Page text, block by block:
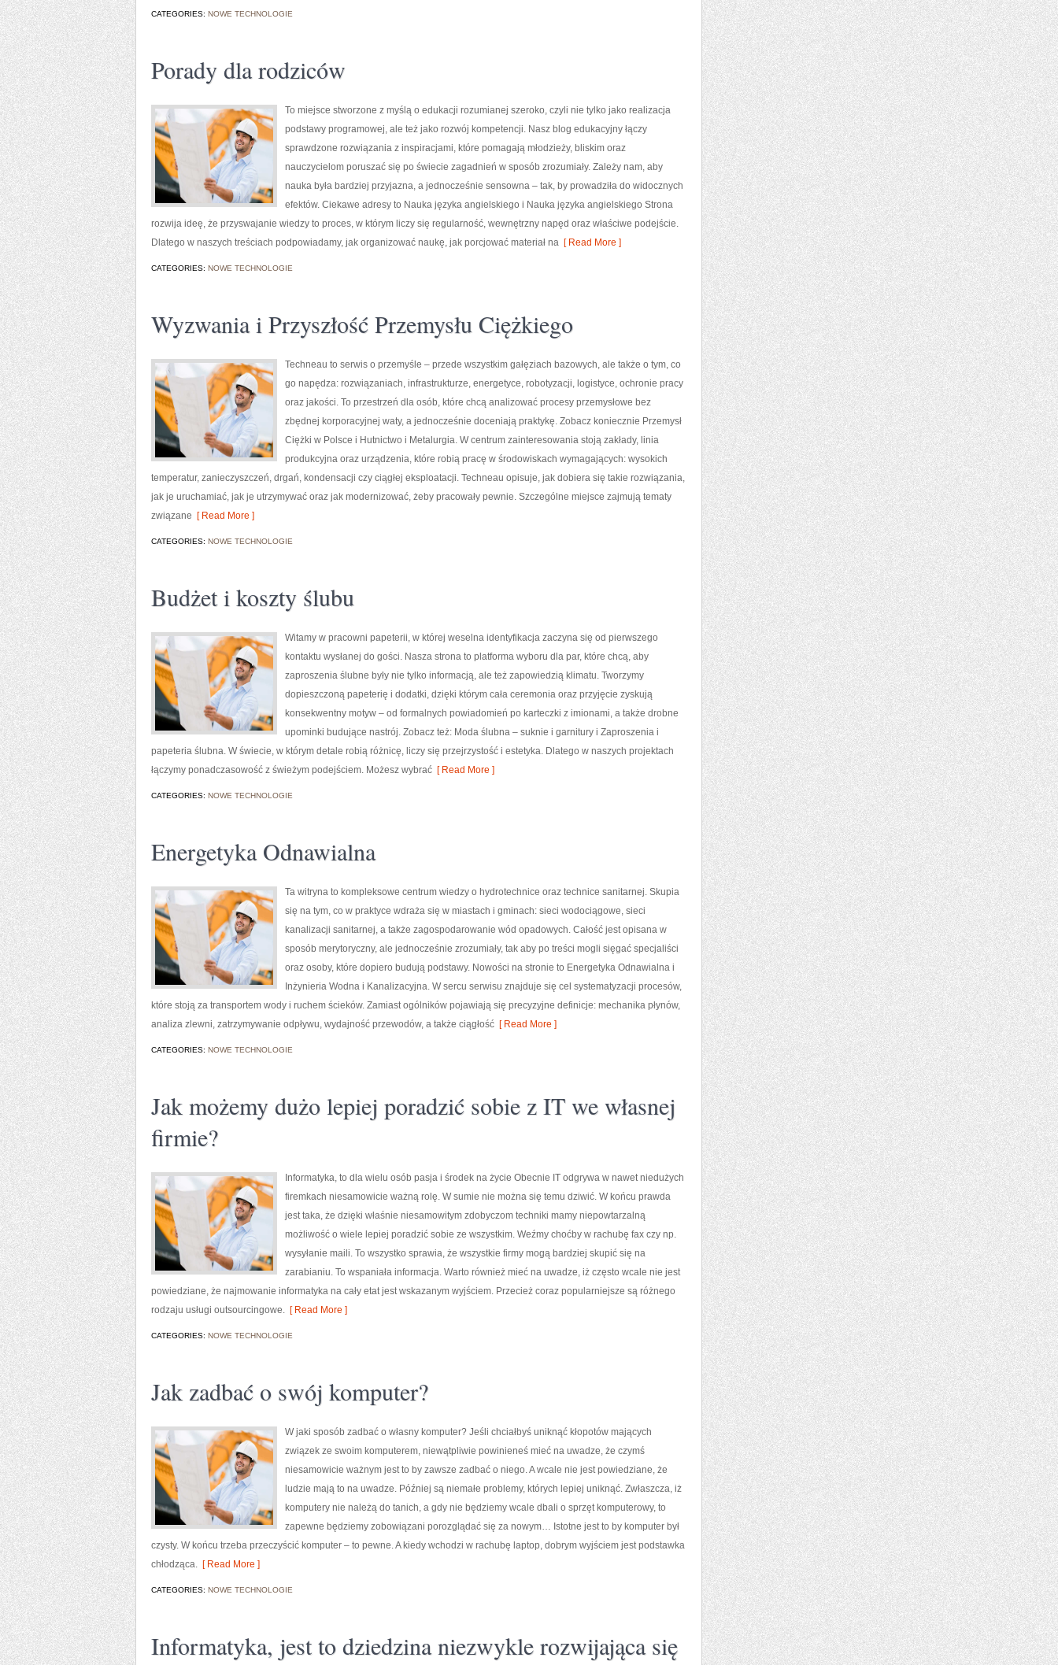
CATEGORIES: NOWE TECHNOLOGIE
Porady dla rodziców
To miejsce stworzone z myślą o edukacji rozumianej szeroko, czyli nie tylko jako realizacja
podstawy programowej, ale też jako rozwój kompetencji. Nasz blog edukacyjny łączy
sprawdzone rozwiązania z inspiracjami, które pomagają młodzieży, bliskim oraz
nauczycielom poruszać się po świecie zagadnień w sposób zrozumiały. Zależy nam, aby
nauka była bardziej przyjazna, a jednocześnie sensowna – tak, by prowadziła do widocznych
efektów. Ciekawe adresy to Nauka języka angielskiego i Nauka języka angielskiego Strona
rozwija ideę, że przyswajanie wiedzy to proces, w którym liczy się regularność, wewnętrzny napęd oraz właściwe podejście.
Dlatego w naszych treściach podpowiadamy, jak organizować naukę, jak porcjować materiał na [ Read More ]
CATEGORIES: NOWE TECHNOLOGIE
Wyzwania i Przyszłość Przemysłu Ciężkiego
Techneau to serwis o przemyśle – przede wszystkim gałęziach bazowych, ale także o tym, co
go napędza: rozwiązaniach, infrastrukturze, energetyce, robotyzacji, logistyce, ochronie pracy
oraz jakości. To przestrzeń dla osób, które chcą analizować procesy przemysłowe bez
zbędnej korporacyjnej waty, a jednocześnie doceniają praktykę. Zobacz koniecznie Przemysł
Ciężki w Polsce i Hutnictwo i Metalurgia. W centrum zainteresowania stoją zakłady, linia
produkcyjna oraz urządzenia, które robią pracę w środowiskach wymagających: wysokich
temperatur, zanieczyszczeń, drgań, kondensacji czy ciągłej eksploatacji. Techneau opisuje, jak dobiera się takie rozwiązania,
jak je uruchamiać, jak je utrzymywać oraz jak modernizować, żeby pracowały pewnie. Szczególne miejsce zajmują tematy
związane [ Read More ]
CATEGORIES: NOWE TECHNOLOGIE
Budżet i koszty ślubu
Witamy w pracowni papeterii, w której weselna identyfikacja zaczyna się od pierwszego
kontaktu wysłanej do gości. Nasza strona to platforma wyboru dla par, które chcą, aby
zaproszenia ślubne były nie tylko informacją, ale też zapowiedzią klimatu. Tworzymy
dopieszczoną papeterię i dodatki, dzięki którym cała ceremonia oraz przyjęcie zyskują
konsekwentny motyw – od formalnych powiadomień po karteczki z imionami, a także drobne
upominki budujące nastrój. Zobacz też: Moda ślubna – suknie i garnitury i Zaproszenia i
papeteria ślubna. W świecie, w którym detale robią różnicę, liczy się przejrzystość i estetyka. Dlatego w naszych projektach
łączymy ponadczasowość z świeżym podejściem. Możesz wybrać [ Read More ]
CATEGORIES: NOWE TECHNOLOGIE
Energetyka Odnawialna
Ta witryna to kompleksowe centrum wiedzy o hydrotechnice oraz technice sanitarnej. Skupia
się na tym, co w praktyce wdraża się w miastach i gminach: sieci wodociągowe, sieci
kanalizacji sanitarnej, a także zagospodarowanie wód opadowych. Całość jest opisana w
sposób merytoryczny, ale jednocześnie zrozumiały, tak aby po treści mogli sięgać specjaliści
oraz osoby, które dopiero budują podstawy. Nowości na stronie to Energetyka Odnawialna i
Inżynieria Wodna i Kanalizacyjna. W sercu serwisu znajduje się cel systematyzacji procesów,
które stoją za transportem wody i ruchem ścieków. Zamiast ogólników pojawiają się precyzyjne definicje: mechanika płynów,
analiza zlewni, zatrzymywanie odpływu, wydajność przewodów, a także ciągłość [ Read More ]
CATEGORIES: NOWE TECHNOLOGIE
Jak możemy dużo lepiej poradzić sobie z IT we własnej
firmie?
Informatyka, to dla wielu osób pasja i środek na życie Obecnie IT odgrywa w nawet niedużych
firemkach niesamowicie ważną rolę. W sumie nie można się temu dziwić. W końcu prawda
jest taka, że dzięki właśnie niesamowitym zdobyczom techniki mamy niepowtarzalną
możliwość o wiele lepiej poradzić sobie ze wszystkim. Weźmy choćby w rachubę fax czy np.
wysyłanie maili. To wszystko sprawia, że wszystkie firmy mogą bardziej skupić się na
zarabianiu. To wspaniała informacja. Warto również mieć na uwadze, iż często wcale nie jest
powiedziane, że najmowanie informatyka na cały etat jest wskazanym wyjściem. Przecież coraz popularniejsze są różnego
rodzaju usługi outsourcingowe. [ Read More ]
CATEGORIES: NOWE TECHNOLOGIE
Jak zadbać o swój komputer?
W jaki sposób zadbać o własny komputer? Jeśli chciałbyś uniknąć kłopotów mających
związek ze swoim komputerem, niewątpliwie powinieneś mieć na uwadze, że czymś
niesamowicie ważnym jest to by zawsze zadbać o niego. A wcale nie jest powiedziane, że
ludzie mają to na uwadze. Później są niemałe problemy, których lepiej uniknąć. Zwłaszcza, iż
komputery nie należą do tanich, a gdy nie będziemy wcale dbali o sprzęt komputerowy, to
zapewne będziemy zobowiązani porozglądać się za nowym… Istotne jest to by komputer był
czysty. W końcu trzeba przeczyścić komputer – to pewne. A kiedy wchodzi w rachubę laptop, dobrym wyjściem jest podstawka
chłodząca. [ Read More ]
CATEGORIES: NOWE TECHNOLOGIE
Informatyka, jest to dziedzina niezwykle rozwijająca się